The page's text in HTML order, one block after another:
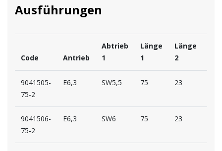
Ausführungen
Code Antrieb
Abtrieb
1
Länge
1
Länge
2
9041505-
75-2
E6,3 SW5,5 75 23
9041506-
75-2
E6,3 SW6 75 23